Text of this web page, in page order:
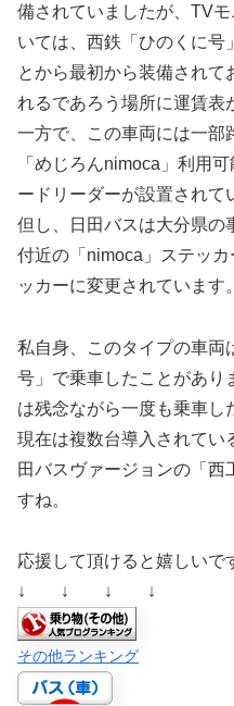
備されていましたが、TV
いては、西鉄「ひのくに号
とから最初から装備されて
れるであろう場所に運賃表
一方で、この車両には一部
「めじろんnimoca」利用
ードリーダーが設置されて
但し、日田バスは大分県の
付近の「nimoca」ステッ
ッカーに変更されています。
私自身、このタイプの車両
号」で乗車したことがあり
は残念ながら一度も乗車し
現在は複数台導入されてい
田バスヴァージョンの「
すね。
応援して頂けると嬉しいで
↓ ↓ ↓ ↓
その他ランキング